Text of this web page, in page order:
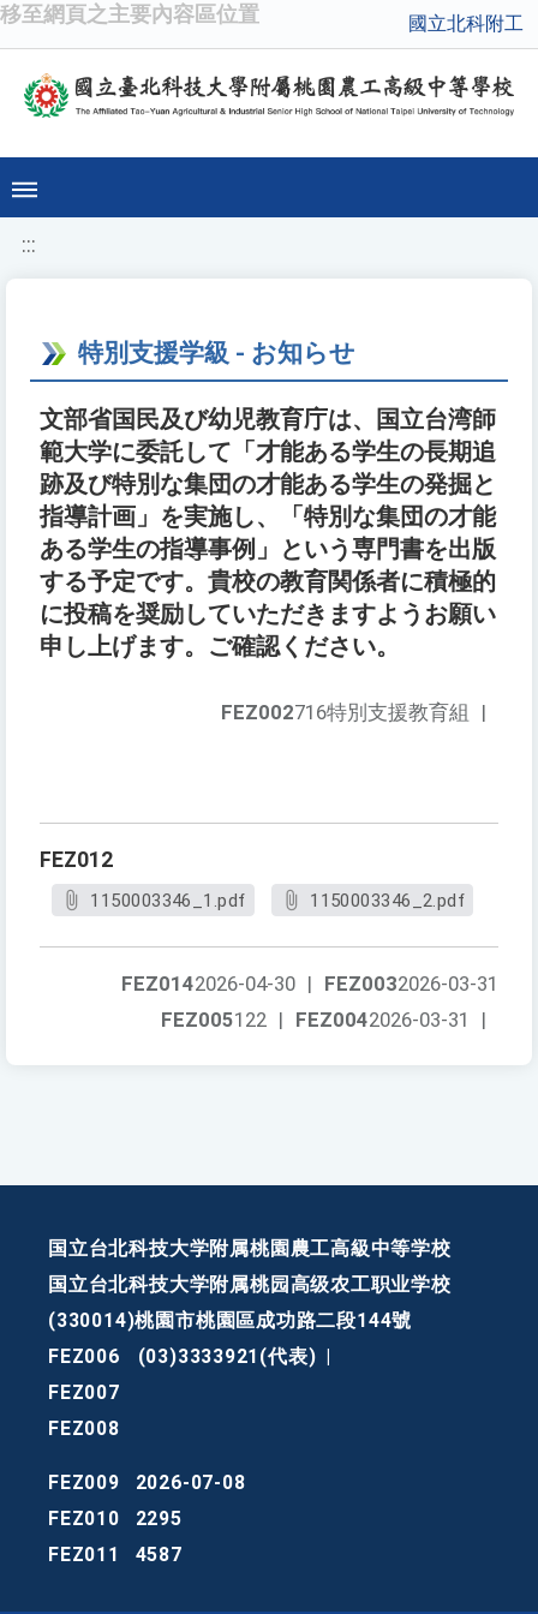
移至網頁之主要內容區位置 國立北科附工
:::
特別支援学級 - お知らせ
文部省国民及び幼児教育庁は、国立台湾師
範大学に委託して「才能ある学生の長期追
跡及び特別な集団の才能ある学生の発掘と
指導計画」を実施し、「特別な集団の才能
ある学生の指導事例」という専門書を出版
する予定です。貴校の教育関係者に積極的
に投稿を奨励していただきますようお願い
申し上げます。ご確認ください。
FEZ002716特別支援教育組 |
FEZ012
1150003346_1.pdf 1150003346_2.pdf
FEZ0032026-03-31
FEZ0142026-04-30 |
FEZ0042026-03-31 |
FEZ005122 |
国立台北科技大学附属桃園農工高級中等学校
国立台北科技大学附属桃园高级农工职业学校
(330014)桃園市桃園區成功路二段144號
FEZ006
(03)3333921(代表)
FEZ007
FEZ008
FEZ009
2026-07-08
FEZ010
2295
FEZ011
4587